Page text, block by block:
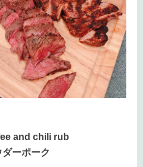
and chili rub
ーポーク